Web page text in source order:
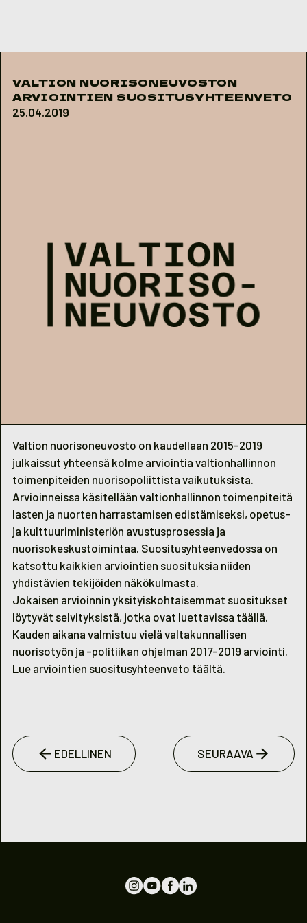
VALTION NUORISONEUVOSTON
ARVIOINTIEN SUOSITUSYHTEENVETO
25.04.2019
Valtion nuorisoneuvosto on kaudellaan 2015-2019
julkaissut yhteensä kolme arviointia valtionhallinnon
toimenpiteiden nuorisopoliittista vaikutuksista.
Arvioinneissa käsitellään valtionhallinnon toimenpiteitä
lasten ja nuorten harrastamisen edistämiseksi, opetus-
ja kulttuuriministeriön avustusprosessia ja
nuorisokeskustoimintaa. Suositusyhteenvedossa on
katsottu kaikkien arviointien suosituksia niiden
yhdistävien tekijöiden näkökulmasta.
Jokaisen arvioinnin yksityiskohtaisemmat suositukset
löytyvät selvityksistä, jotka ovat luettavissa täällä.
Kauden aikana valmistuu vielä valtakunnallisen
nuorisotyön ja -politiikan ohjelman 2017-2019 arviointi.
Lue arviointien suositusyhteenveto täältä.
EDELLINEN SEURAAVA